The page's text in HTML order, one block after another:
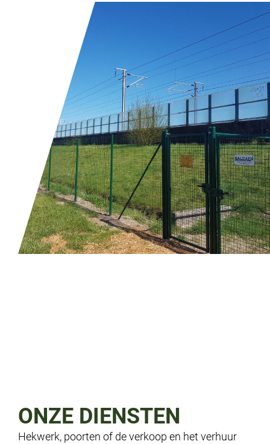
ONZE DIENSTEN
Hekwerk, poorten of de verkoop en het verhuur